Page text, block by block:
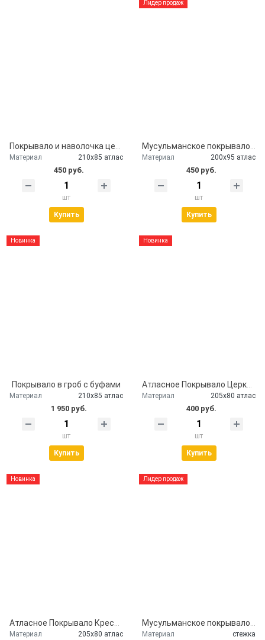
Покрывало и наволочка церковное атлас
Материал 210х85 атлас
450 руб.
шт
Купить
Лидер продаж
Мусульманское покрывало на гроб атласное
Материал 200х95 атлас
450 руб.
шт
Купить
Новинка
Покрывало в гроб с буфами
Материал 210х85 атлас
1 950 руб.
шт
Купить
Новинка
Материал 205х80 атлас
400 руб.
шт
Купить
Новинка
Материал 205х80 атлас
Лидер продаж
Материал стежка